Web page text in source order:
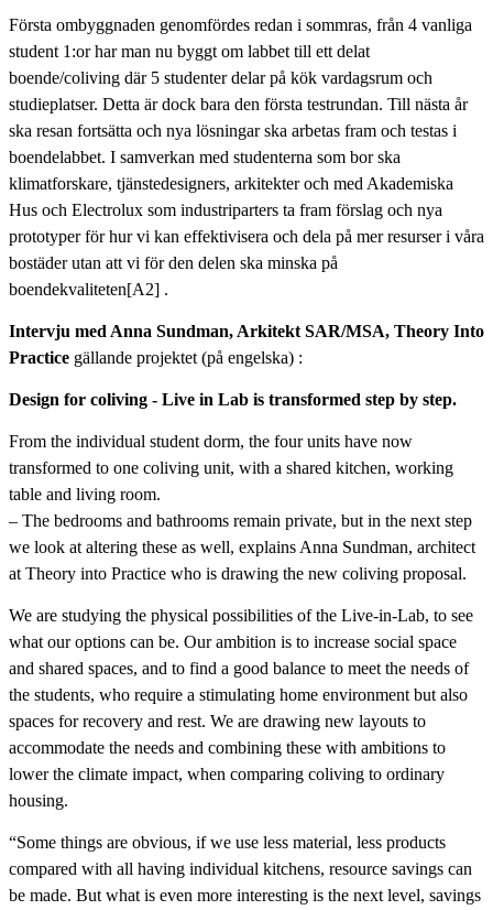
Första ombyggnaden genomfördes redan i sommras, från 4 vanliga
student 1:or har man nu byggt om labbet till ett delat
boende/coliving där 5 studenter delar på kök vardagsrum och
studieplatser. Detta är dock bara den första testrundan. Till nästa år
ska resan fortsätta och nya lösningar ska arbetas fram och testas i
boendelabbet. I samverkan med studenterna som bor ska
klimatforskare, tjänstedesigners, arkitekter och med Akademiska
Hus och Electrolux som industriparters ta fram förslag och nya
prototyper för hur vi kan effektivisera och dela på mer resurser i våra
bostäder utan att vi för den delen ska minska på
boendekvaliteten[A2] .
Intervju med Anna Sundman, Arkitekt SAR/MSA, Theory Into
Practice gällande projektet (på engelska) :
Design for coliving - Live in Lab is transformed step by step.
From the individual student dorm, the four units have now
transformed to one coliving unit, with a shared kitchen, working
table and living room.
– The bedrooms and bathrooms remain private, but in the next step
we look at altering these as well, explains Anna Sundman, architect
at Theory into Practice who is drawing the new coliving proposal.
We are studying the physical possibilities of the Live-in-Lab, to see
what our options can be. Our ambition is to increase social space
and shared spaces, and to find a good balance to meet the needs of
the students, who require a stimulating home environment but also
spaces for recovery and rest. We are drawing new layouts to
accommodate the needs and combining these with ambitions to
lower the climate impact, when comparing coliving to ordinary
housing.
“Some things are obvious, if we use less material, less products
compared with all having individual kitchens, resource savings can
be made. But what is even more interesting is the next level, savings